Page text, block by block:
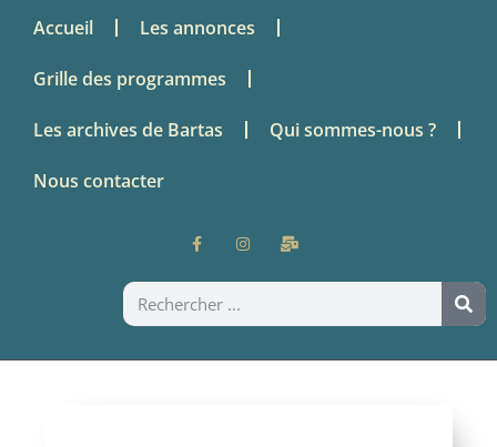
Accueil Les annonces
Grille des programmes
Les archives de Bartas Qui sommes-nous ?
Nous contacter